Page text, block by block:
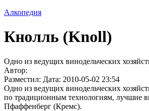
Алкопедия
Кнолль (Knoll)
Одно из ведущих винодельческих
Автор:
Разместил: Дата: 2010-05-02 23:54
Одно из ведущих винодельческих
по традиционным технологиям, лучшие
Пфаффенберг (Кремс).